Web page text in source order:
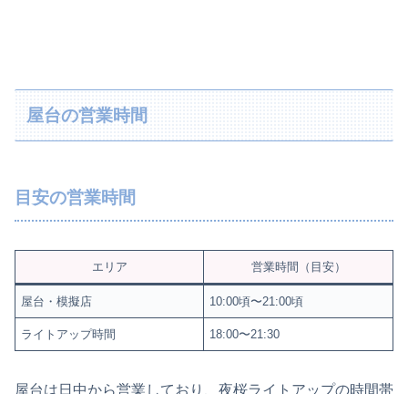
屋台の営業時間
目安の営業時間
エリア 営業時間（目安）
屋台・模擬店 10:00頃〜21:00頃
ライトアップ時間 18:00〜21:30
屋台は日中から営業しており、夜桜ライトアップの時間帯